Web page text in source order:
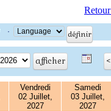
·
Vendredi
02 Juillet,
2027
Samedi
03 Juillet,
2027